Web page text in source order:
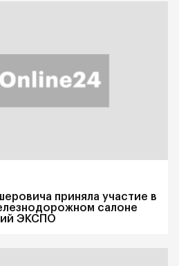
приняла участие в
салоне
ЭКСПО